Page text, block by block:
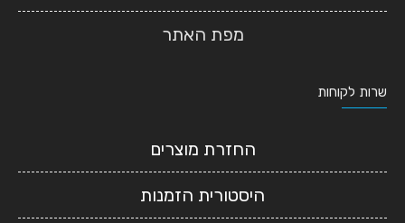
מפת האתר
שרות לקוחות
החזרת מוצרים
היסטורית הזמנות